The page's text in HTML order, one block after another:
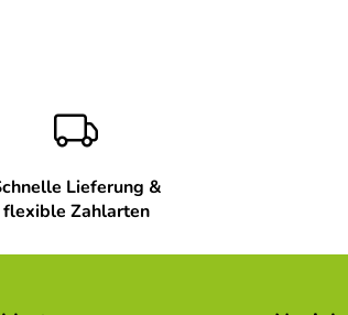
Lieferung &
flexible Zahlarten